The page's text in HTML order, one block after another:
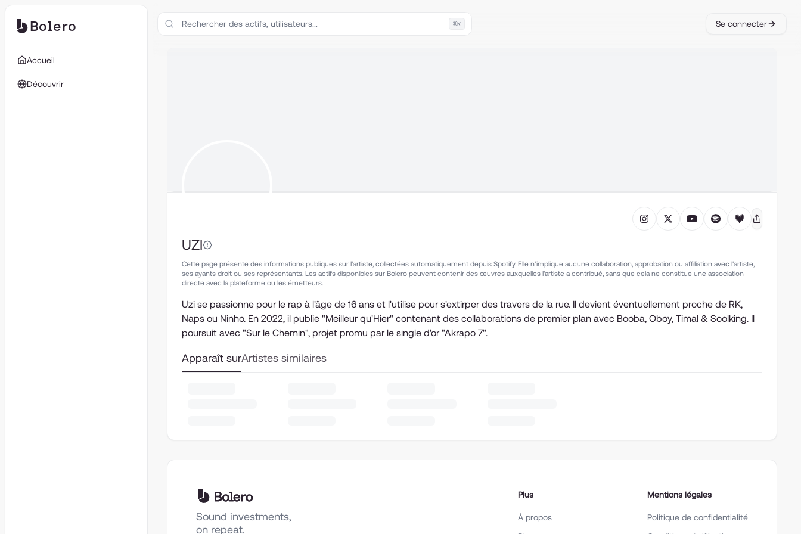
Bolero
Accueil
Découvrir
⌘K Se connecter
UZI
Cette page présente des informations publiques sur l'artiste, collectées automatiquement depuis Spotify. Elle n'implique aucune collaboration, approbation ou affiliation avec l'artiste,
ses ayants droit ou ses représentants. Les actifs disponibles sur Bolero peuvent contenir des œuvres auxquelles l'artiste a contribué, sans que cela ne constitue une association
directe avec la plateforme ou les émetteurs.
Uzi se passionne pour le rap à l'âge de 16 ans et l'utilise pour s'extirper des travers de la rue. Il devient éventuellement proche de RK,
Naps ou Ninho. En 2022, il publie "Meilleur qu'Hier" contenant des collaborations de premier plan avec Booba, Oboy, Timal & Soolking. Il
poursuit avec "Sur le Chemin", projet promu par le single d'or "Akrapo 7".
Apparaît surArtistes similaires
Sound investments,
on repeat.
Plus
À propos
Mentions légales
Politique de confidentialité